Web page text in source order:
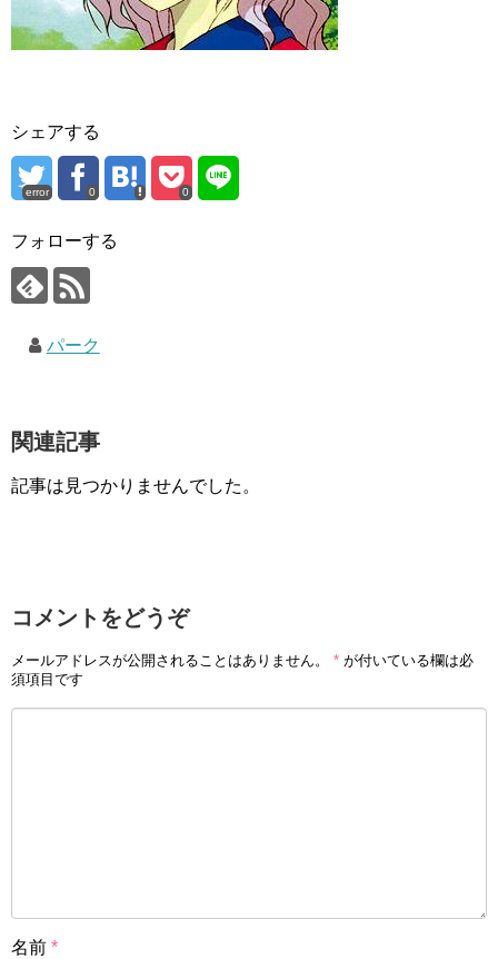
シェアする
error 0 0
フォローする
パーク
関連記事
記事は見つかりませんでした。
コメントをどうぞ
メールアドレスが公開されることはありません。 * が付いている欄は必
須項目です
名前 *